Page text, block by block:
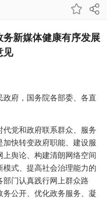
新媒体健康有序发展
见
府，国务院各部委、各直
党和政府联系群众、服务
快转变政府职能、建设服
舆论、构建清朗网络空间
式、提高社会治理能力的
门认真践行网上群众路
公开、优化政务服务、凝